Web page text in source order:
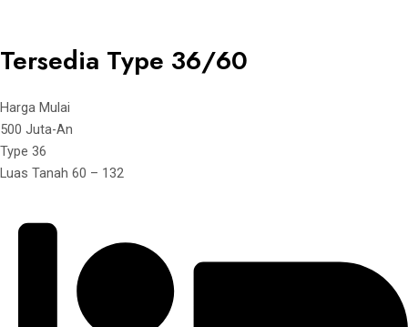
Tersedia Type 36/60
Harga Mulai
500 Juta-An
Type 36
Luas Tanah 60 – 132